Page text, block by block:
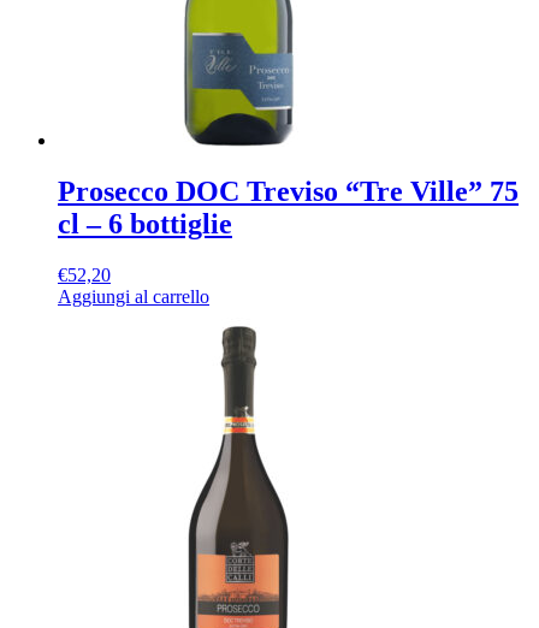
Prosecco DOC Treviso “Tre Ville” 75
cl – 6 bottiglie
€52,20
Aggiungi al carrello